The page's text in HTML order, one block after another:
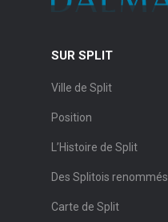
SUR SPLIT
Ville de Split
Position
L’Histoire de Split
Des Splitois renommés
Carte de Split